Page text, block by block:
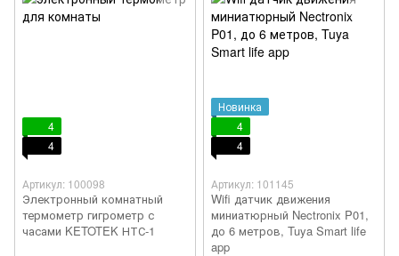
4
4
Артикул: 100098
Электронный комнатный
термометр гигрометр с
часами KETOTEK НТС-1
Новинка
4
4
Артикул: 101145
Wifi датчик движения
миниатюрный Nectronix P01,
до 6 метров, Tuya Smart life
app